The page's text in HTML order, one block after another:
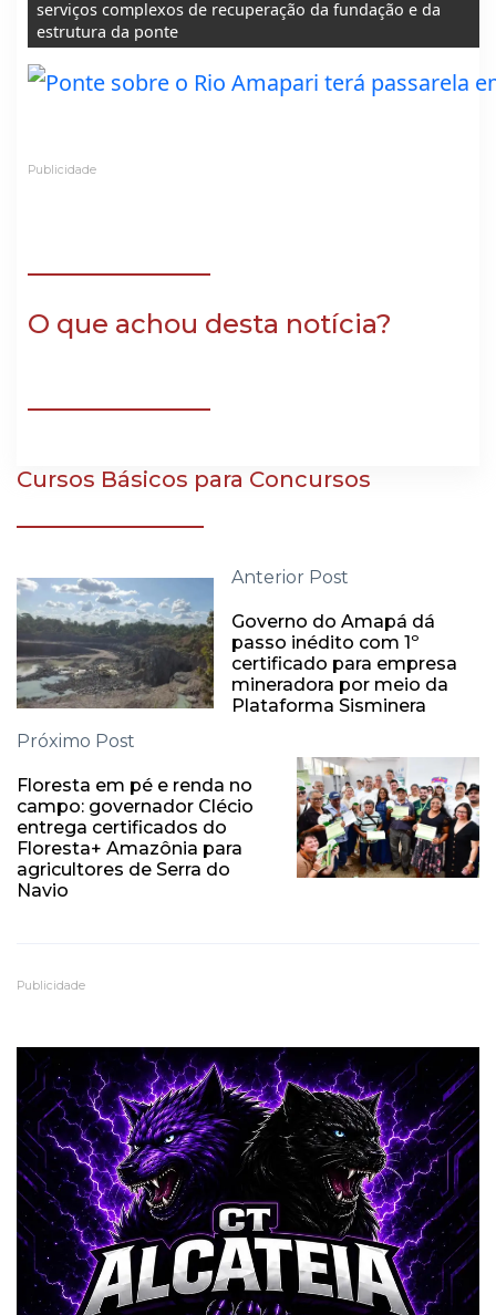
serviços complexos de recuperação da fundação e da
estrutura da ponte
Publicidade
O que achou desta notícia?
Cursos Básicos para Concursos
Anterior Post
Governo do Amapá dá
passo inédito com 1º
certificado para empresa
mineradora por meio da
Plataforma Sisminera
Próximo Post
Floresta em pé e renda no
campo: governador Clécio
entrega certificados do
Floresta+ Amazônia para
agricultores de Serra do
Navio
Publicidade